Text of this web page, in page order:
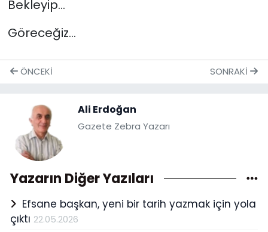
Bekleyip…
Göreceğiz…
ÖNCEKI SONRAKI
Ali Erdoğan
Gazete Zebra Yazarı
Yazarın Diğer Yazıları
Efsane başkan, yeni bir tarih yazmak için yola
çıktı 22.05.2026